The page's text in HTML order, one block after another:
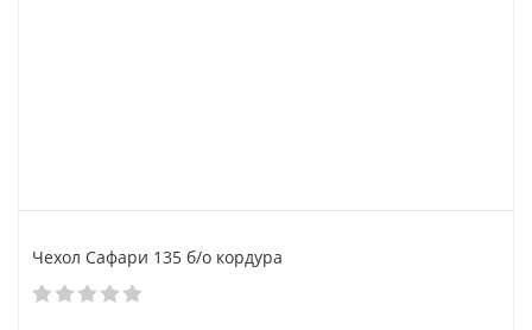
Чехол Сафари 135 б/о кордура